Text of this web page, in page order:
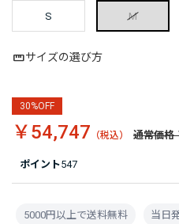
ポイント547
S M
サイズの選び方
30%OFF
￥54,747 通常価格
5000円以上で送料無料 当日